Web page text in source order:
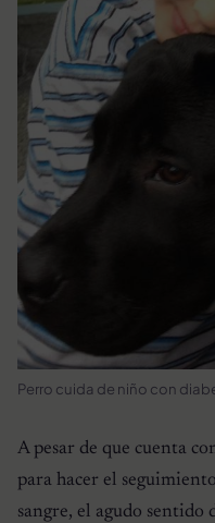
Perro cuida de niño con
A pesar de que cuenta
para hacer el
sangre, el agudo sentido